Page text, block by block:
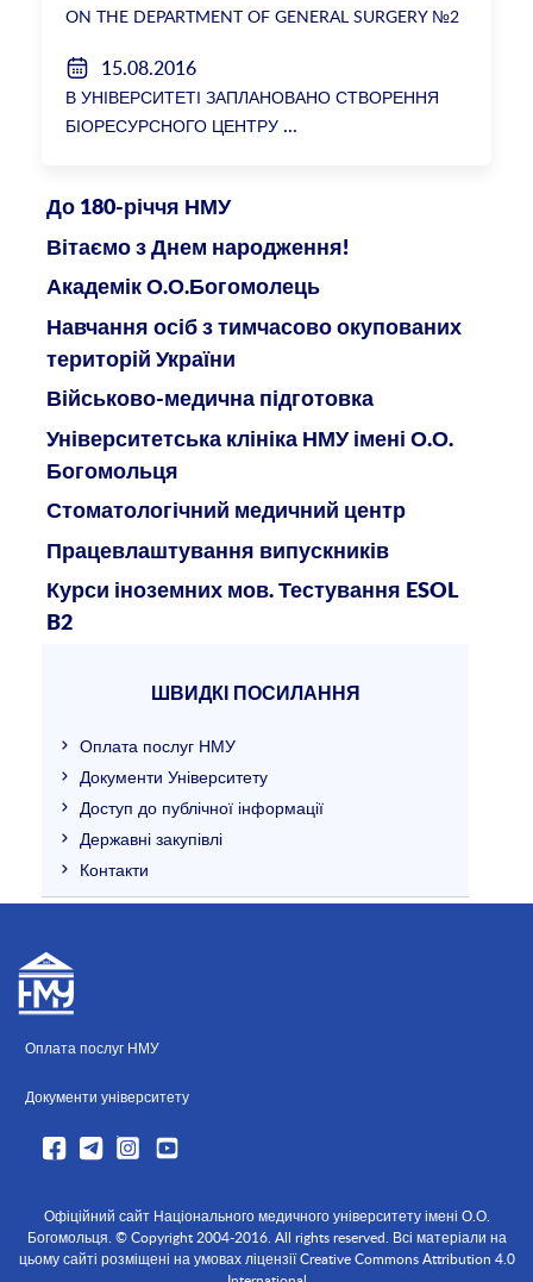
ON THE DEPARTMENT OF GENERAL SURGERY №2
15.08.2016
В УНІВЕРСИТЕТІ ЗАПЛАНОВАНО СТВОРЕННЯ
БІОРЕСУРСНОГО ЦЕНТРУ
До 180-річчя НМУ
Вітаємо з Днем народження!
Академік О.О.Богомолець
Навчання осіб з тимчасово окупованих
територій України
Військово-медична підготовка
Університетська клініка НМУ імені О.О.
Богомольця
Стоматологічний медичний центр
Працевлаштування випускників
Курси іноземних мов. Тестування ESOL
B2
ШВИДКІ ПОСИЛАННЯ
Оплата послуг НМУ
Документи Університету
Доступ до публічної інформації
Державні закупівлі
Контакти
Оплата послуг НМУ
Документи університету
Офіційний сайт Національного медичного університету імені О.О.
Богомольця. © Copyright 2004-2016. All rights reserved. Всі матеріали на
цьому сайті розміщені на умовах ліцензії Creative Commons Attribution 4.0